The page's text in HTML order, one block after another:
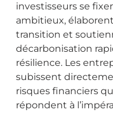
investisseurs se
ambitieux,
transition et
décarbonisation
résilience. Les
subissent
risques financiers
répondent à